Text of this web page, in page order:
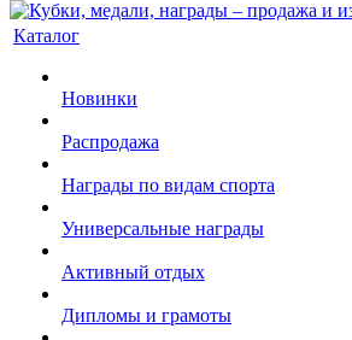
Каталог
Новинки
Распродажа
Награды по видам спорта
Универсальные награды
Активный отдых
Дипломы и грамоты